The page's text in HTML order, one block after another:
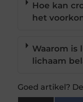
Hoe kan
het
Waarom is
lichaam
Goed artikel?